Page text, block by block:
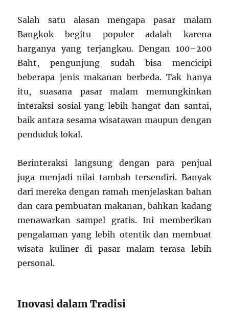
Salah satu alasan mengapa pasar malam
Bangkok begitu populer adalah karena
harganya yang terjangkau. Dengan 100–200
Baht, pengunjung sudah bisa mencicipi
beberapa jenis makanan berbeda. Tak hanya
itu, suasana pasar malam memungkinkan
interaksi sosial yang lebih hangat dan santai,
baik antara sesama wisatawan maupun dengan
penduduk lokal.
Berinteraksi langsung dengan para penjual
juga menjadi nilai tambah tersendiri. Banyak
dari mereka dengan ramah menjelaskan bahan
dan cara pembuatan makanan, bahkan kadang
menawarkan sampel gratis. Ini memberikan
pengalaman yang lebih otentik dan membuat
wisata kuliner di pasar malam terasa lebih
personal.
Inovasi dalam Tradisi